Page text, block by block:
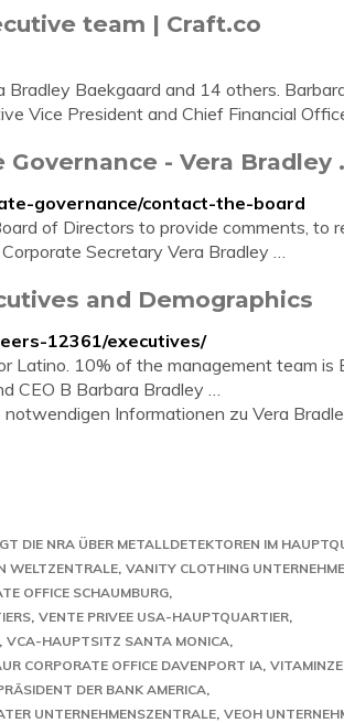
team | Craft.co
Baekgaard and 14 others.
Vice President and Chief Financial
- Vera Bradley
governance/contact-the-board
of Directors to provide comments, to
Secretary Vera Bradley …
and Demographics
12361/executives/
Latino. 10% of the management team is
CEO B Barbara Bradley …
Informationen zu Vera
DIE NRA ÜBER METALLDETEKTOREN IM
WELTZENTRALE VANITY CLOTHING
OFFICE SCHAUMBURG
VENTE PRIVEE USA-HAUPTQUARTIER
VCA-HAUPTSITZ SANTA MONICA
CORPORATE OFFICE DAVENPORT IA
DER BANK AMERICA
UNTERNEHMENSZENTRALE VEOH